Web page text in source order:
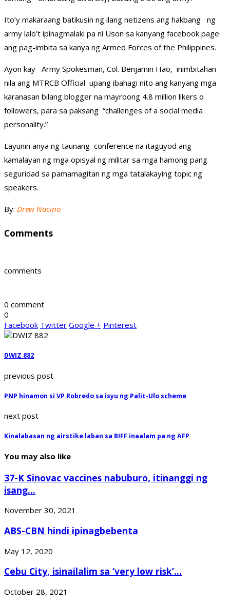
Ito’y makaraang batikusin ng ilang netizens ang hakbang ng
army lalo’t ipinagmalaki pa ni Uson sa kanyang facebook page
ang pag-imbita sa kanya ng Armed Forces of the Philippines.
Ayon kay Army Spokesman, Col. Benjamin Hao, inimbitahan
nila ang MTRCB Official upang ibahagi nito ang kanyang mga
karanasan bilang blogger na mayroong 4.8 million likers o
followers, para sa paksang “challenges of a social media
personality.”
Layunin anya ng taunang conference na itaguyod ang
kamalayan ng mga opisyal ng militar sa mga hamong pang
seguridad sa pamamagitan ng mga tatalakaying topic ng
speakers.
By: Drew Nacino
Comments
comments
0 comment
0
Facebook Twitter Google + Pinterest
DWIZ 882
previous post
PNP hinamon si VP Robredo sa isyu ng Palit-Ulo scheme
next post
Kinalabasan ng airstike laban sa BIFF inaalam pa ng AFP
You may also like
37-K Sinovac vaccines nabuburo, itinanggi ng
isang...
November 30, 2021
ABS-CBN hindi ipinagbebenta
May 12, 2020
Cebu City, isinailalim sa ‘very low risk’...
October 28, 2021